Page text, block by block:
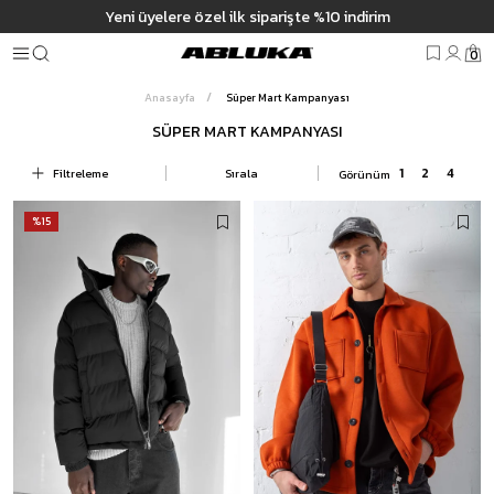
Yeni üyelere özel ilk siparişte %10 indirim
0
Anasayfa Süper Mart Kampanyası
SÜPER MART KAMPANYASI
Filtreleme Sırala
%15